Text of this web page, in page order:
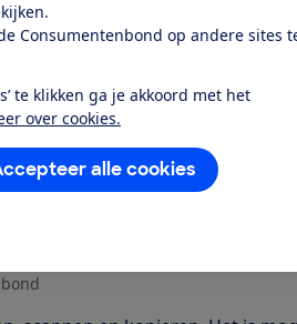
Consumentenbond op andere sites
te klikken ga je akkoord met het
over cookies.
alle cookies